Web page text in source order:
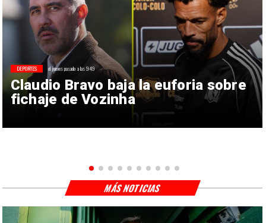
Claudio Bravo baja la euforia sobre
fichaje de Vozinha
DEPORTES el jueves pasado a las 9:49
MÁS NOTICIAS